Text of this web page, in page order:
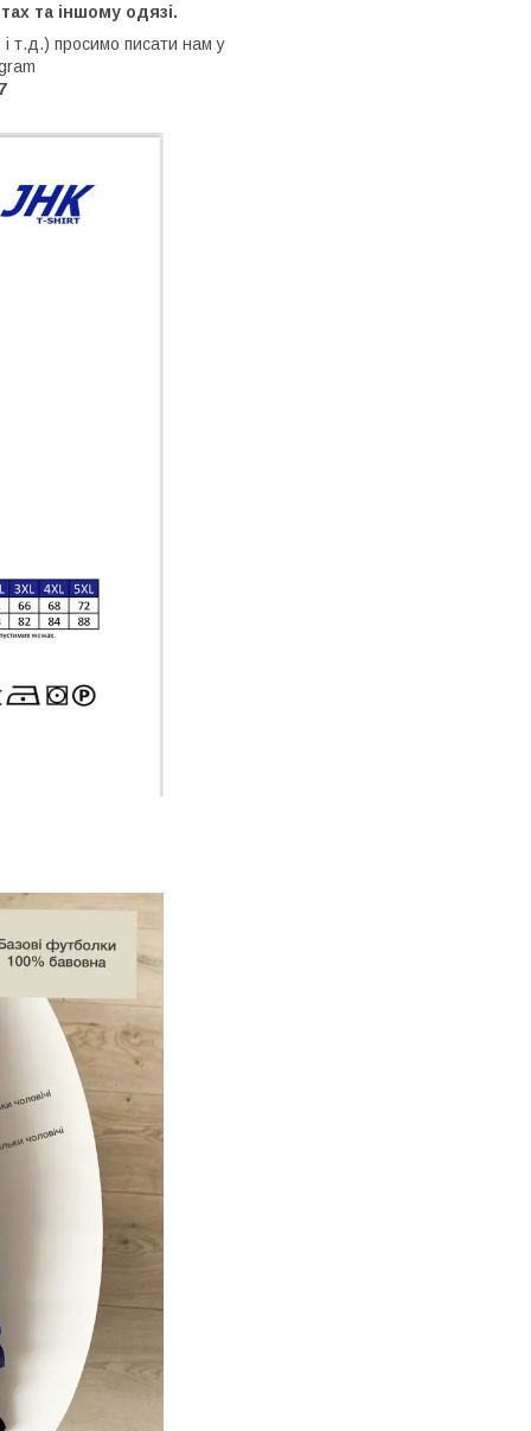
та іншому одязі.
і т.д.) просимо писати нам у